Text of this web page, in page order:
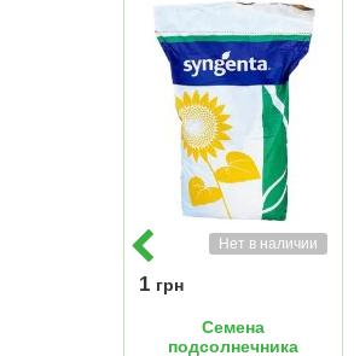
Нет в наличии
1 грн
Семена
подсолнечника